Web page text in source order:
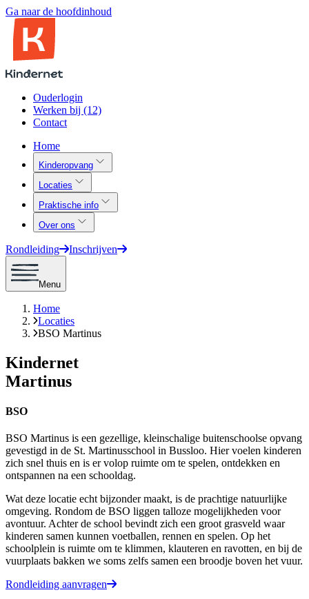
Ga naar de hoofdinhoud
Ouderlogin
Werken bij (12)
Contact
Home
Kinderopvang
Locaties
Praktische info
Over ons
Rondleiding Inschrijven
Menu
Home
Locaties
BSO Martinus
Kindernet
Martinus
BSO
BSO Martinus is een gezellige, kleinschalige buitenschoolse opvang
gevestigd in de St. Martinusschool in Bussloo. Hier voelen kinderen
zich snel thuis en is er volop ruimte om te spelen, ontdekken en
ontspannen na een schooldag.
Wat deze locatie echt bijzonder maakt, is de prachtige natuurlijke
omgeving. Rondom de BSO liggen talloze mogelijkheden voor
avontuur. Achter de school bevindt zich een groot grasveld waar
kinderen samen kunnen voetballen, rennen en spelen. Op het
schoolplein is ruimte om te klimmen, klauteren en ravotten, en bij de
vuurplaats bakken we soms zelfs samen een broodje boven het vuur.
Rondleiding aanvragen